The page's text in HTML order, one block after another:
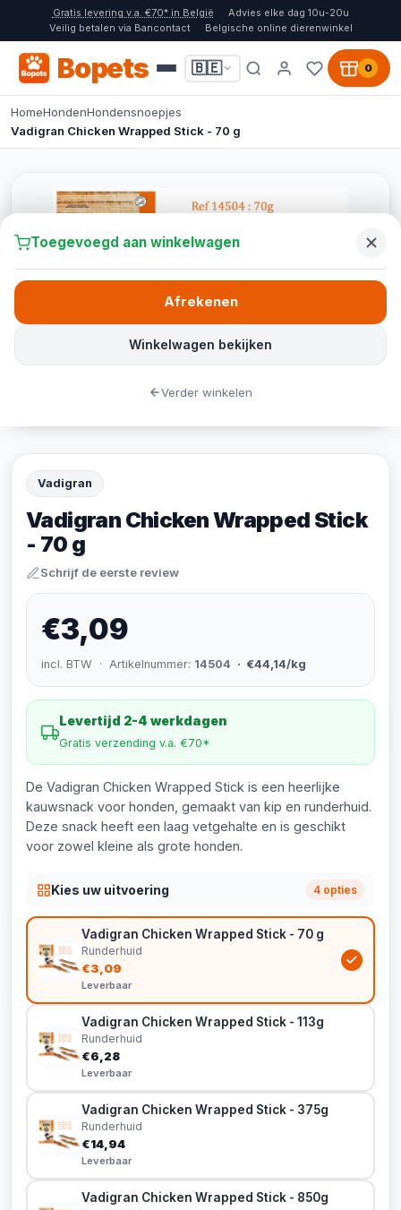
Gratis levering v.a. €70* in België
Advies elke dag 10u-20u
Veilig betalen via Bancontact
Belgische online dierenwinkel
Bopets 🇧🇪 0
HomeHondenHondensnoepjes
Vadigran Chicken Wrapped Stick - 70 g
Vadigran
Vadigran Chicken Wrapped Stick
- 70 g
Schrijf de eerste review
€3,09
incl. BTW · Artikelnummer: 14504 · €44,14/kg
Levertijd 2-4 werkdagen
Gratis verzending v.a. €70*
De Vadigran Chicken Wrapped Stick is een heerlijke
kauwsnack voor honden, gemaakt van kip en runderhuid.
Deze snack heeft een laag vetgehalte en is geschikt
voor zowel kleine als grote honden.
Kies uw uitvoering 4 opties
Vadigran Chicken Wrapped Stick - 70 g
Runderhuid
€3,09
Leverbaar
Vadigran Chicken Wrapped Stick - 113g
Runderhuid
€6,28
Leverbaar
Vadigran Chicken Wrapped Stick - 375g
Runderhuid
€14,94
Leverbaar
Vadigran Chicken Wrapped Stick - 850g
Toegevoegd aan winkelwagen
Winkelwagen bekijken
Afrekenen
Verder winkelen